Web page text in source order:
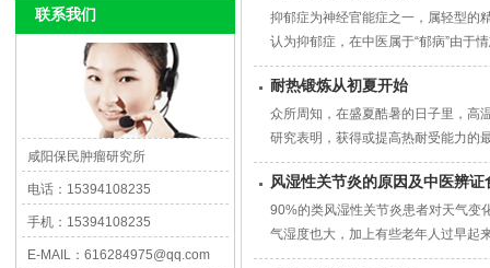
联系我们
咸阳保民肿瘤研究所
电话：15394108235
手机：15394108235
E-MAIL：616284975@qq.com
抑郁症为神经官能症之一，属轻型的
认为抑郁症，在中医属于“郁病”由于
耐热锻炼从初夏开始
众所周知，在盛夏酷暑的日子里，高
研究表明，获得或提高热耐受能力的
风湿性关节炎的原因及中医辨证
90%的类风湿性关节炎患者对天气变
气湿度也大，加上有些老年人过早起